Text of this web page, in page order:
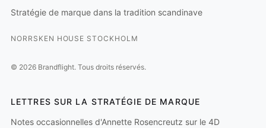
Stratégie de marque dans la tradition scandinave
NORRSKEN HOUSE STOCKHOLM
© 2026Brandflight. Tous droits réservés.
LETTRES SUR LA STRATÉGIE DE MARQUE
Notes occasionnelles d'Annette Rosencreutz sur le 4D